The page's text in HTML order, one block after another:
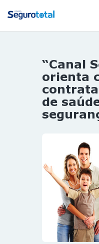
ST
HOME
“Canal
orienta
de